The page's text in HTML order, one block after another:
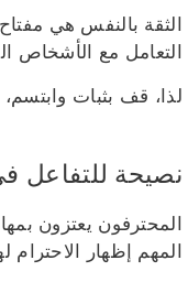
الثقة بالنفس هي
التعامل مع الأشخاص
لذا، قف بثبات
نصيحة للتفاعل في
المحترفون يعتزون
المهم إظهار الاحترام